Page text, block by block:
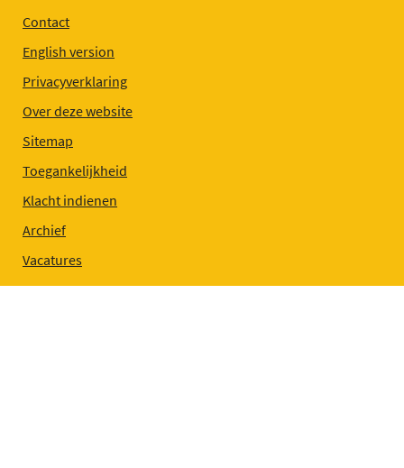
Contact
English version
Privacyverklaring
Over deze website
Sitemap
Toegankelijkheid
Klacht indienen
Archief
Vacatures